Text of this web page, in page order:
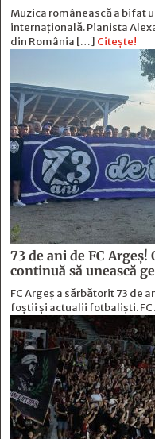
Muzica românească a bifat
internațională. Pianista
din România […] Citește!
73 de ani de FC
continuă să unească
FC Argeș a sărbătorit 73 de
foștii și actualii fotbaliști.